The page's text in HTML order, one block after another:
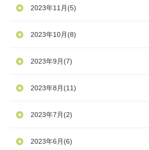
2023年11月 (5)
2023年10月 (8)
2023年9月 (7)
2023年8月 (11)
2023年7月 (2)
2023年6月 (6)